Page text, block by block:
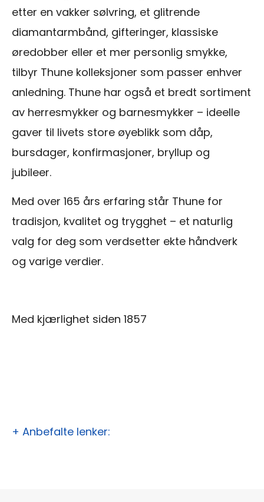
etter en vakker sølvring, et glitrende
diamantarmbånd, gifteringer, klassiske
øredobber eller et mer personlig smykke,
tilbyr Thune kolleksjoner som passer enhver
anledning. Thune har også et bredt sortiment
av herresmykker og barnesmykker – ideelle
gaver til livets store øyeblikk som dåp,
bursdager, konfirmasjoner, bryllup og
jubileer.
Med over 165 års erfaring står Thune for
tradisjon, kvalitet og trygghet – et naturlig
valg for deg som verdsetter ekte håndverk
og varige verdier.
Med kjærlighet siden 1857
+ Anbefalte lenker: